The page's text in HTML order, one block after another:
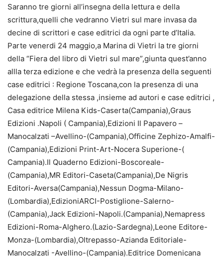
Saranno tre giorni all’insegna della lettura e della
scrittura,quelli che vedranno Vietri sul mare invasa da
decine di scrittori e case editrici da ogni parte d’Italia.
Parte venerdi 24 maggio,a Marina di Vietri la tre giorni
della “Fiera del libro di Vietri sul mare”,giunta quest’anno
allla terza edizione e che vedrà la presenza della seguenti
case editrici : Regione Toscana,con la presenza di una
delegazione della stessa ,insieme ad autori e case editrici ,
Casa editrice Milena Kids-Caserta(Campania),Graus
Edizioni .Napoli ( Campania),Edizioni Il Papavero –
Manocalzati –Avellino-(Campania),Officine Zephizo-Amalfi-
(Campania),Edizioni Print-Art-Nocera Superione-(
Campania).Il Quaderno Edizioni-Boscoreale-
(Campania),MR Editori-Caseta(Campania),De Nigris
Editori-Aversa(Campania),Nessun Dogma-Milano-
(Lombardia),EdizioniARCI-Postiglione-Salerno-
(Campania),Jack Edizioni-Napoli.(Campania),Nemapress
Edizioni-Roma-Alghero.(Lazio-Sardegna),Leone Editore-
Monza-(Lombardia),Oltrepasso-Azianda Editoriale-
Manocalzati -Avellino-(Campania).Editrice Domenicana